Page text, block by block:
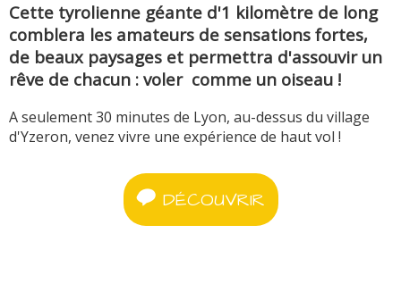
Cette tyrolienne géante d'1 kilomètre de long
comblera les amateurs de sensations fortes,
de beaux paysages et permettra d'assouvir un
rêve de chacun : voler comme un oiseau !
A seulement 30 minutes de Lyon, au-dessus du village
d'Yzeron, venez vivre une expérience de haut vol !
DÉCOUVRIR